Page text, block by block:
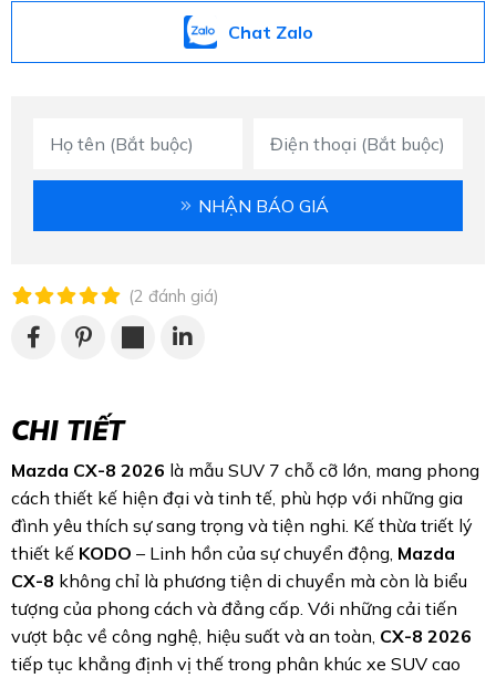
Chat Zalo
NHẬN BÁO GIÁ
(2 đánh giá)
CHI TIẾT
Mazda CX-8 2026 là mẫu SUV 7 chỗ cỡ lớn, mang phong
cách thiết kế hiện đại và tinh tế, phù hợp với những gia
đình yêu thích sự sang trọng và tiện nghi. Kế thừa triết lý
thiết kế KODO – Linh hồn của sự chuyển động, Mazda
CX-8 không chỉ là phương tiện di chuyển mà còn là biểu
tượng của phong cách và đẳng cấp. Với những cải tiến
vượt bậc về công nghệ, hiệu suất và an toàn, CX-8 2026
tiếp tục khẳng định vị thế trong phân khúc xe SUV cao